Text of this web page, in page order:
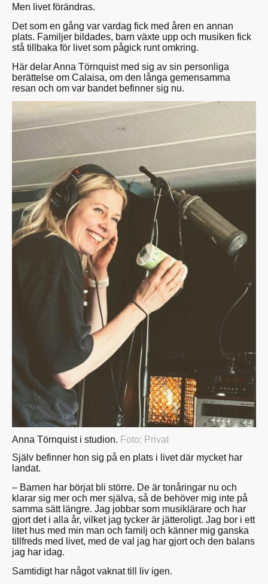
Men livet förändras.
Det som en gång var vardag fick med åren en annan
plats. Familjer bildades, barn växte upp och musiken fick
stå tillbaka för livet som pågick runt omkring.
Här delar Anna Törnquist med sig av sin personliga
berättelse om Calaisa, om den långa gemensamma
resan och om var bandet befinner sig nu.
Anna Törnquist i studion. Foto: Privat
Själv befinner hon sig på en plats i livet där mycket har
landat.
– Barnen har börjat bli större. De är tonåringar nu och
klarar sig mer och mer själva, så de behöver mig inte på
samma sätt längre. Jag jobbar som musiklärare och har
gjort det i alla år, vilket jag tycker är jätteroligt. Jag bor i ett
litet hus med min man och familj och känner mig ganska
tillfreds med livet, med de val jag har gjort och den balans
jag har idag.
Samtidigt har något vaknat till liv igen.